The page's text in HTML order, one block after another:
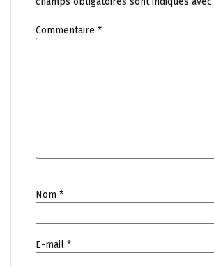
Commentaire *
Nom *
E-mail *